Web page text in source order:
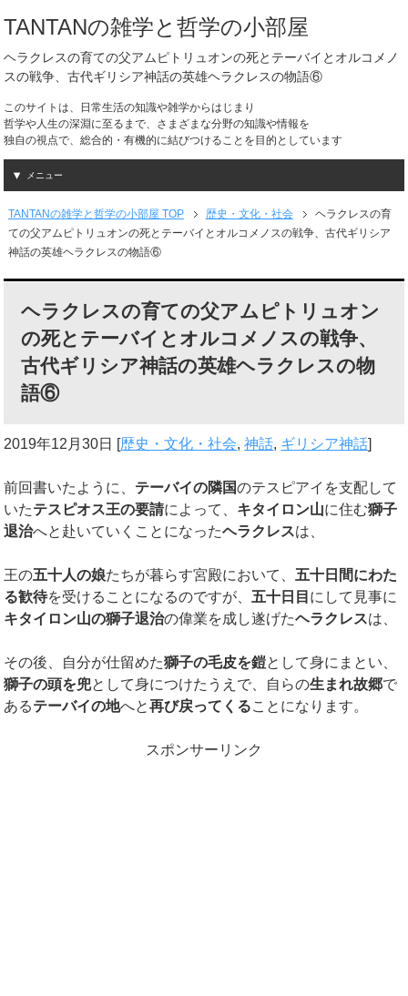
TANTANの雑学と哲学の小部屋
ヘラクレスの育ての父アムピトリュオンの死とテーバイとオルコメノ
スの戦争、古代ギリシア神話の英雄ヘラクレスの物語⑥
このサイトは、日常生活の知識や雑学からはじまり
哲学や人生の深淵に至るまで、さまざまな分野の知識や情報を
独自の視点で、総合的・有機的に結びつけることを目的としています
メニュー
TANTANの雑学と哲学の小部屋 TOP 歴史・文化・社会
ヘラクレスの育
ての父アムピトリュオンの死とテーバイとオルコメノスの戦争、古代ギリシア
神話の英雄ヘラクレスの物語⑥
ヘラクレスの育ての父アムピトリュオン
の死とテーバイとオルコメノスの戦争、
古代ギリシア神話の英雄ヘラクレスの物
語⑥
2019年12月30日 [歴史・文化・社会,神話, ギリシア神話]
前回書いたように、 テーバイの隣国のテスピアイを支配して
いたテスピオス王の要請によって、 キタイロン山に住む獅子
退治へと赴いていくことになったヘラクレスは、
王の五十人の娘たちが暮らす宮殿において、 五十日間にわた
る歓待を受けることになるのですが、 五十日目 にして見事に
キタイロン山の獅子退治の偉業を成し遂げたヘラクレスは、
その後、自分が仕留めた獅子の毛皮を鎧として身にまとい、
獅子の頭を兜として身につけたうえで、自らの生まれ故郷で
あるテーバイの地へと再び戻ってくることになります。
スポンサーリンク